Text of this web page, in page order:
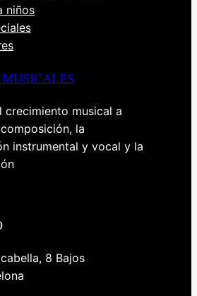
niños
crecimiento musical a
la
instrumental y vocal y la
8 Bajos